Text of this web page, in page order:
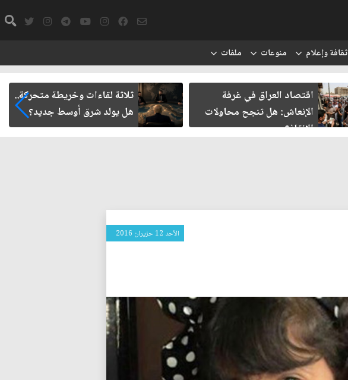
ثقافة وإعلام منوعات ملفات
اقتصاد العراق في غرفة
الإنعاش: هل تنجح محاولات
الإنقاذ؟
ثلاثة لقاءات وخريطة متحركة..
هل يولد شرق أوسط جديد؟
الأحد 12 حزيران 2016